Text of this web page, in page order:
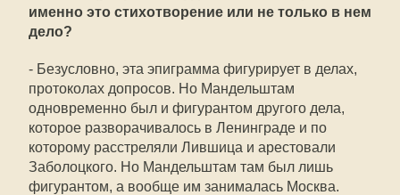
именно это стихотворение или не только в нем
дело?
- Безусловно, эта эпиграмма фигурирует в делах,
протоколах допросов. Но Мандельштам
одновременно был и фигурантом другого дела,
которое разворачивалось в Ленинграде и по
которому расстреляли Лившица и арестовали
Заболоцкого. Но Мандельштам там был лишь
фигурантом, а вообще им занималась Москва.